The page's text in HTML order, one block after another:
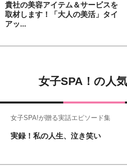
貴社の美容アイテム＆サービスを
取材します！「大人の美活」タイ
アッ...
女子SPA！の人
女子SPA!が贈る実話エピソード集
実録！私の人生、泣き笑い